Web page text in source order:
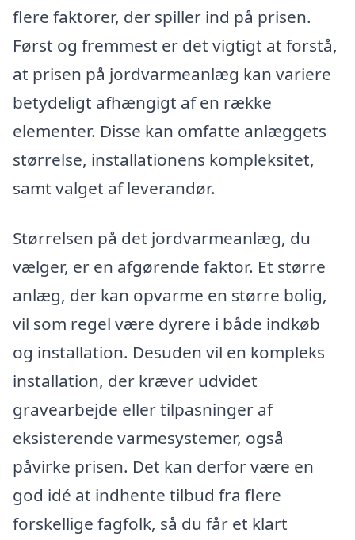
flere faktorer, der spiller ind på prisen.
Først og fremmest er det vigtigt at forstå,
at prisen på jordvarmeanlæg kan variere
betydeligt afhængigt af en række
elementer. Disse kan omfatte anlæggets
størrelse, installationens kompleksitet,
samt valget af leverandør.
Størrelsen på det jordvarmeanlæg, du
vælger, er en afgørende faktor. Et større
anlæg, der kan opvarme en større bolig,
vil som regel være dyrere i både indkøb
og installation. Desuden vil en kompleks
installation, der kræver udvidet
gravearbejde eller tilpasninger af
eksisterende varmesystemer, også
påvirke prisen. Det kan derfor være en
god idé at indhente tilbud fra flere
forskellige fagfolk, så du får et klart